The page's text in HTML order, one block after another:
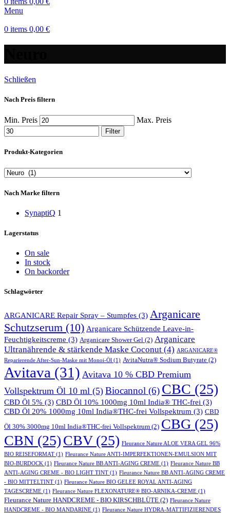
Menu
0 items 0,00 €
Schließen
Nach Preis filtern
Min. Preis Max. Preis
Filter
Produkt-Kategorien
Nach Marke filtern
SynaptiQ 1
Lagerstatus
On sale
In stock
On backorder
Schlagwörter
ARGANICARE Repair Spray – Stumpfes (3) Arganicare
Schutzserum (10) Arganicare Schützende Leave-in-
Feuchtigkeitscreme (3) Arganicare Shower Gel (2) Arganicare
Ultranährende & stärkende Maske Coconut (4) ARGANICARE®
Reparierende After-Sun-Maske mit Monoi-Öl (1) AvitaNutra® Sodium Butyrate (2)
Avitava (31) Avitava 10 % CBD Premium
Vollspektrum Öl 10 ml (5) Biocannol (6) CBC (25)
CBD Öl 5% (3) CBD Öl 10% 1000mg 10ml India® THC-frei (3)
CBD Öl 20% 1000mg 10ml India®THC-frei Vollspektrum (3) CBD
Öl 30% 3000mg 10ml India®THC-frei Vollspektrum (2) CBG (25)
CBN (25)CBV(25) Fleurance Nature ALOE VERA GEL 96%
BIO REISEFORMAT (1) Fleurance Nature ANTI-IMPERFEKTIONEN-EMULSION MIT
BIO-BURDOCK (1) Fleurance Nature BB ANTI-AGING CREME (1) Fleurance Nature BB
ANTI-AGING CREME - BIO LIGHT TINT (1) Fleurance Nature BB ANTI-AGING CREME
- BIO MITTELTINT (1) Fleurance Nature BIO GELEE ROYAL ANTI-AGING
TAGESCREME (1) Fleurance Nature FLEXONATURE® BIO-ARNIKA-CREME (1)
Fleurance Nature HANDCREME - BIO KIRSCHBLÜTE (2) Fleurance Nature
HANDCREME - BIO MANDARINE (1) Fleurance Nature HYDRA-MATTIFIZIERENDES